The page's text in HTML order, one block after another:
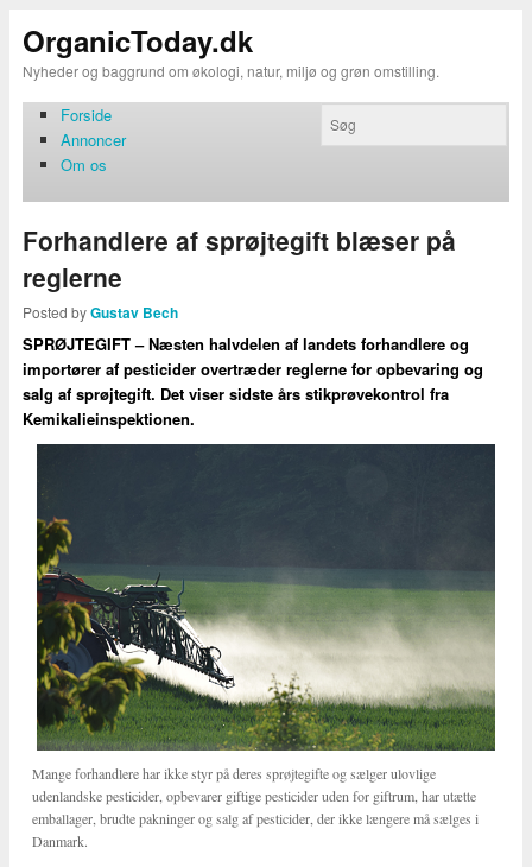
OrganicToday.dk
Nyheder og baggrund om økologi, natur, miljø og grøn omstilling.
Forside
Annoncer
Om os
Forhandlere af sprøjtegift blæser på
reglerne
Posted byGustav Bech
SPRØJTEGIFT – Næsten halvdelen af landets forhandlere og
importører af pesticider overtræder reglerne for opbevaring og
salg af sprøjtegift. Det viser sidste års stikprøvekontrol fra
Kemikalieinspektionen.
Mange forhandlere har ikke styr på deres sprøjtegifte og sælger ulovlige
udenlandske pesticider, opbevarer giftige pesticider uden for giftrum, har utætte
emballager, brudte pakninger og salg af pesticider, der ikke længere må sælges i
Danmark.